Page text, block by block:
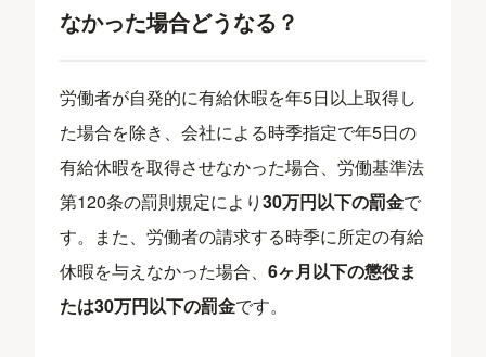
なかった場合どうなる？
労働者が自発的に有給休暇を年5日以上取得し
た場合を除き、会社による時季指定で年5日の
有給休暇を取得させなかった場合、労働基準法
第120条の罰則規定により30万円以下の罰金で
す。また、労働者の請求する時季に所定の有給
休暇を与えなかった場合、6ヶ月以下の懲役ま
たは30万円以下の罰金です。